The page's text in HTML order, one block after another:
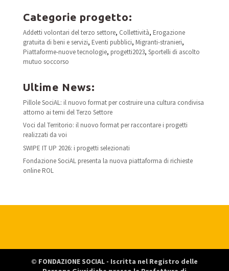
Categorie progetto:
Addetti volontari del terzo settore, Collettività, Erogazione
gratuita di beni e servizi, Eventi pubblici, Migranti-stranieri,
Piattaforme-nuove tecnologie, progetti2023, Sportelli di ascolto
mutuo soccorso
Ultime News:
Pillole SociAL: il nuovo format per costruire una cultura condivisa
attorno ai temi del Terzo Settore
Voci dal Territorio: il nuovo format per raccontare i progetti
realizzati da voi
SWIPE IT UP 2026: i progetti selezionati
Fondazione SociAL presenta la nuova piattaforma di richieste
online ROL
© FONDAZIONE SOCIAL - Iscritta nel Registro delle